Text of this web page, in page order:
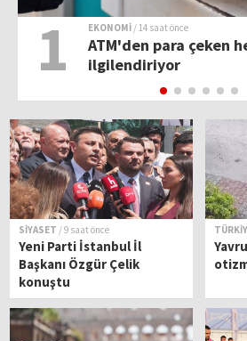
1 EKONOMİ / 14 saat önce
ATM'den para çeken
ilgilendiriyor
SİYASET / 9 saat önce
Yeni Parti İstanbul İl
Başkanı Özgür Çelik
konuştu